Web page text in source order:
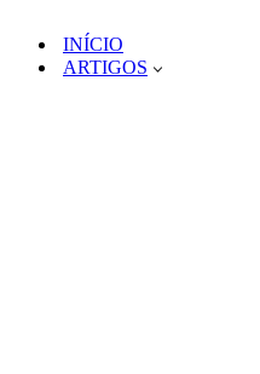
INÍCIO
ARTIGOS